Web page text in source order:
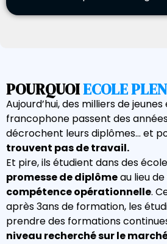
POURQUOIECOLE
Aujourd’hui, des milliers de
francophone passent des
décrochent leurs diplômes… et
trouvent pas de travail.
Et pire, ils étudient dans des
promesse de diplômeau lieu
compétence opérationnelle.
après 3ans de formation, les
prendre des formations
niveau recherché sur le